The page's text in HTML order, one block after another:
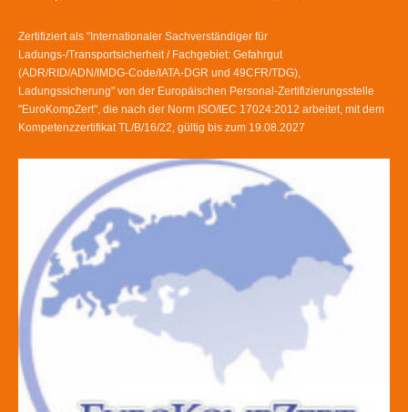
Zertifiziert als "Internationaler Sachverständiger für
Ladungs-/Transportsicherheit / Fachgebiet: Gefahrgut
(ADR/RID/ADN/IMDG-Code/IATA-DGR und 49CFR/TDG),
Ladungssicherung" von der Europäischen Personal-Zertifizierungsstelle
"EuroKompZert", die nach der Norm ISO/IEC 17024:2012 arbeitet, mit dem
Kompetenzzertifikat TL/B/16/22, gültig bis zum 19.08.2027